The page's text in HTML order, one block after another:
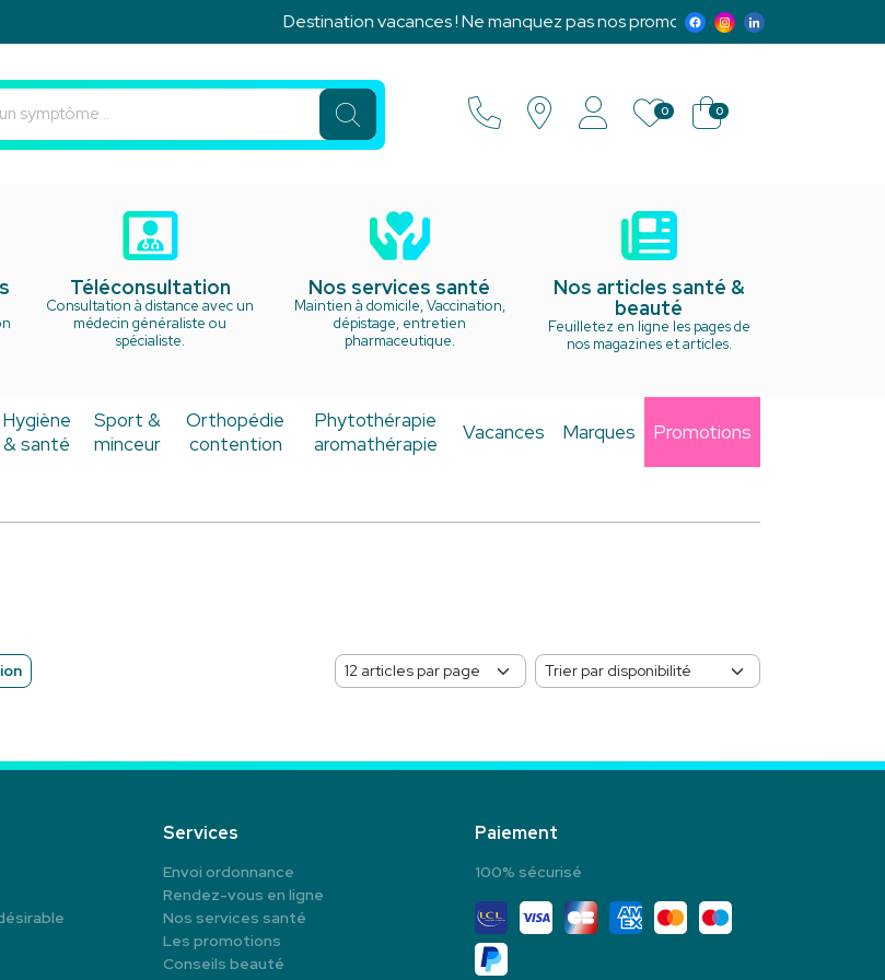
Destination vacances ! Ne manquez pas nos promotions exclusives et notre
Votre pharmacie en ligne à votre service
0 0
Téléconsultation
Consultation à distance avec un
médecin généraliste ou
spécialiste.
Nos services santé
Maintien à domicile, Vaccination,
dépistage, entretien
pharmaceutique.
Nos articles santé &
beauté
Feuilletez en ligne les pages de
nos magazines et articles.
Hygiène
& santé
Sport &
minceur
Orthopédie
contention
Phytothérapie
aromathérapie
Vacances Marques Promotions
Services
Envoi ordonnance
Rendez-vous en ligne
Nos services santé
Les promotions
Conseils beauté
Paiement
100% sécurisé